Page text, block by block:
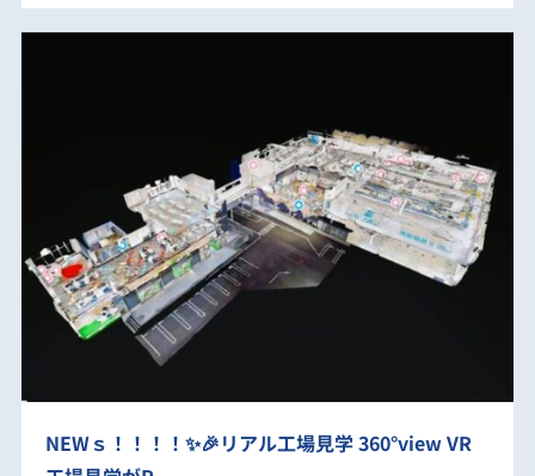
NEWｓ！！！！✨🎉リアル工場見学 360°view VR